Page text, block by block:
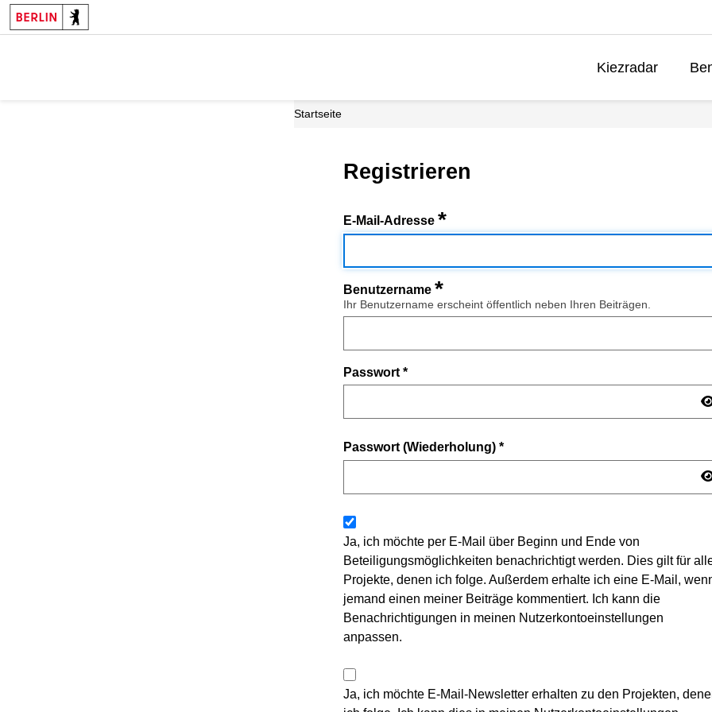
Kiezradar
Startseite
Registrieren
E-Mail-Adresse *
Benutzername *
Ihr Benutzername erscheint öffentlich neben Ihren Beiträgen.
Passwort *
Passwort (Wiederholung) *
Ja, ich möchte per E-Mail über Beginn und Ende von
Beteiligungsmöglichkeiten benachrichtigt werden. Dies gilt für
Projekte, denen ich folge. Außerdem erhalte ich eine E-Mail,
jemand einen meiner Beiträge kommentiert. Ich kann die
Benachrichtigungen in meinen Nutzerkontoeinstellungen
anpassen.
Ja, ich möchte E-Mail-Newsletter erhalten zu den Projekten,